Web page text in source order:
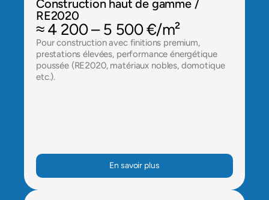
Construction haut de gamme /
RE2020
≈ 4 200 – 5 500 €/m²
Pour construction avec finitions premium,
prestations élevées, performance énergétique
poussée (RE2020, matériaux nobles, domotique
etc.).
En savoir plus